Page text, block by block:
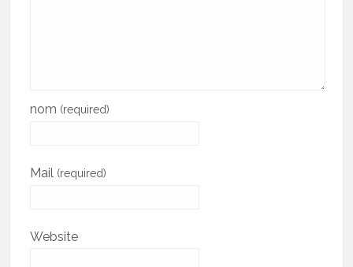
nom (required)
Mail (required)
Website